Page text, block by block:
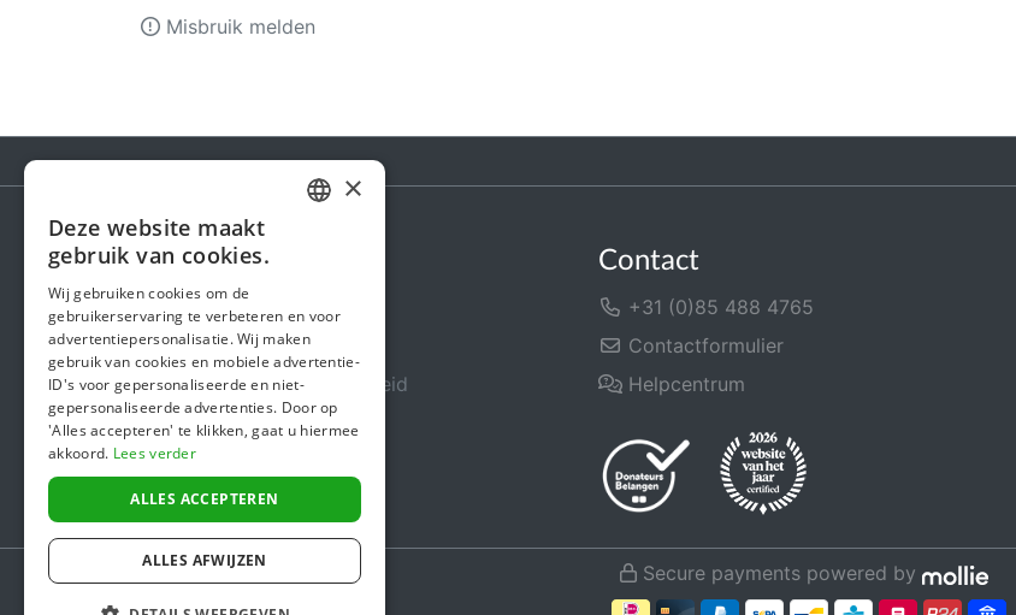
Misbruik melden
Steunactie
Over ons
In de media
Veiligheid & Betrouwbaarheid
Algemene voorwaarden
Privacybeleid
Cookiebeleid
Contact
+31 (0)85 488 4765
Contactformulier
Helpcentrum
Secure payments powered by
ENGLISH
×
Deze website maakt
gebruik van cookies.
Wij gebruiken cookies om de
gebruikerservaring te verbeteren en voor
advertentiepersonalisatie. Wij maken
gebruik van cookies en mobiele advertentie-
ID's voor gepersonaliseerde en niet-
gepersonaliseerde advertenties. Door op
'Alles accepteren' te klikken, gaat u hiermee
akkoord. Lees verder
ALLES ACCEPTEREN
ALLES AFWIJZEN